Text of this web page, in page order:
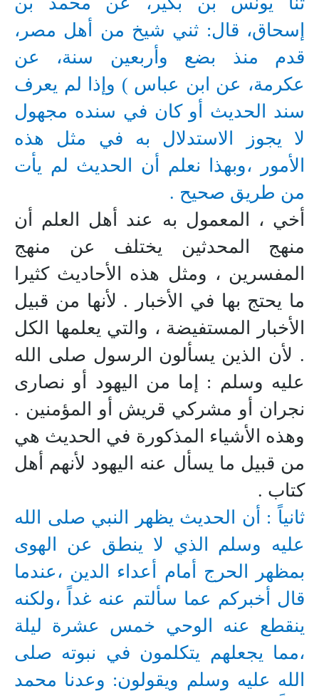
إسحاق، قال: ثني شيخ من أهل مصر،
قدم منذ بضع وأربعين سنة، عن
عكرمة، عن ابن عباس ) وإذا لم يعرف
سند الحديث أو كان في سنده مجهول
لا يجوز الاستدلال به في مثل هذه
الأمور ،وبهذا نعلم أن الحديث لم يأت
من طريق صحيح .
أخي ، المعمول به عند أهل العلم أن
منهج المحدثين يختلف عن منهج
المفسرين ، ومثل هذه الأحاديث كثيرا
ما يحتج بها في الأخبار . لأنها من قبيل
الأخبار المستفيضة ، والتي يعلمها الكل
. لأن الذين يسألون الرسول صلى الله
عليه وسلم : إما من اليهود أو نصارى
نجران أو مشركي قريش أو المؤمنين .
وهذه الأشياء المذكورة في الحديث هي
من قبيل ما يسأل عنه اليهود لأنهم أهل
كتاب .
ثانياً : أن الحديث يظهر النبي صلى الله
عليه وسلم الذي لا ينطق عن الهوى
بمظهر الحرج أمام أعداء الدين ،عندما
قال أخبركم عما سألتم عنه غداً ،ولكنه
ينقطع عنه الوحي خمس عشرة ليلة
،مما يجعلهم يتكلمون في نبوته صلى
الله عليه وسلم ويقولون: وعدنا محمد